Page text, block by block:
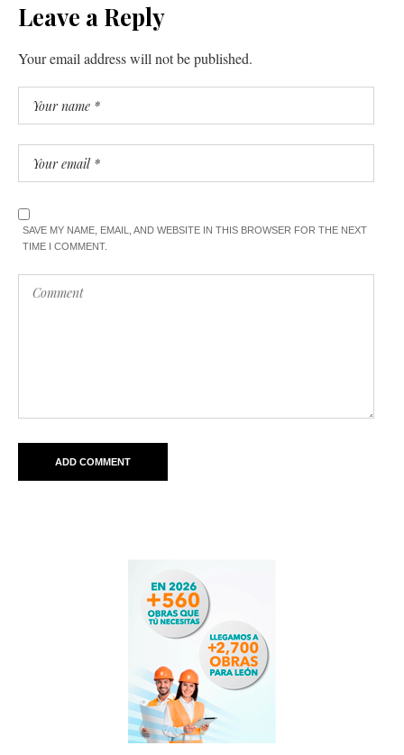
Leave a Reply
Your email address will not be published.
SAVE MY NAME, EMAIL, AND WEBSITE IN THIS BROWSER FOR THE NEXT
TIME I COMMENT.